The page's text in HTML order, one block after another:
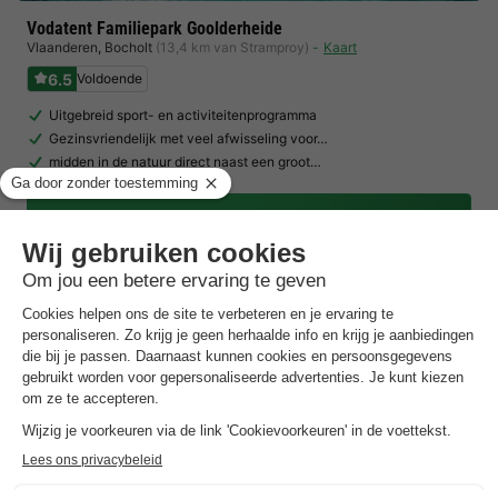
Vodatent Familiepark Goolderheide
Vlaanderen, Bocholt (13,4 km van Stramproy) Kaart
6.5 Voldoende
Uitgebreid sport- en activiteitenprogramma
Gezinsvriendelijk met veel afwisseling voor…
midden in de natuur direct naast een groot…